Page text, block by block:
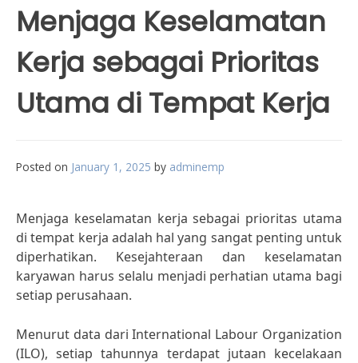
Menjaga Keselamatan
Kerja sebagai Prioritas
Utama di Tempat Kerja
Posted on January 1, 2025 by adminemp
Menjaga keselamatan kerja sebagai prioritas utama
di tempat kerja adalah hal yang sangat penting untuk
diperhatikan. Kesejahteraan dan keselamatan
karyawan harus selalu menjadi perhatian utama bagi
setiap perusahaan.
Menurut data dari International Labour Organization
(ILO), setiap tahunnya terdapat jutaan kecelakaan